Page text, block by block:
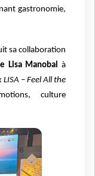
gastronomie,
sa collaboration
Lisa Manobalà
– Feel All the
culture